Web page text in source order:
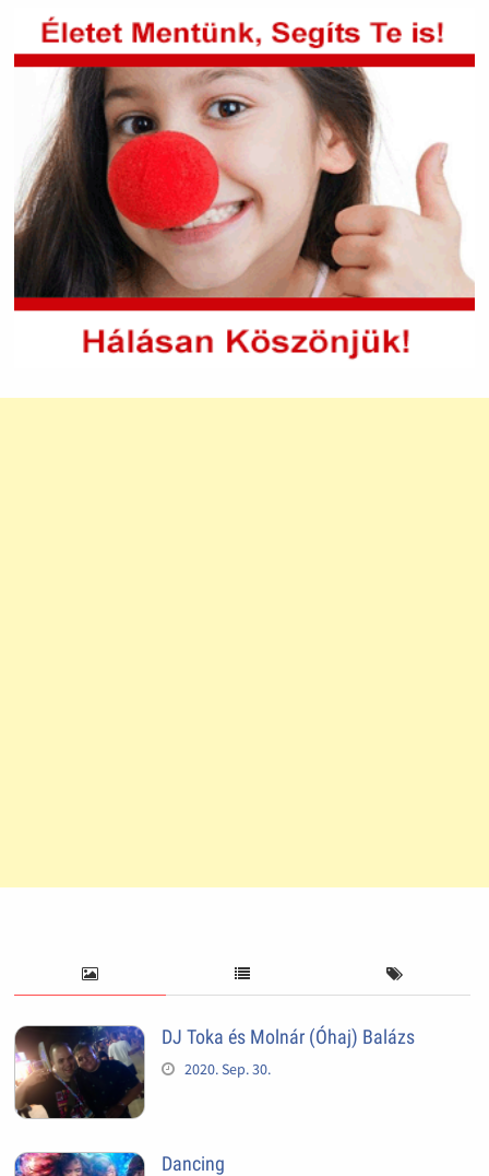
DJ Toka és Molnár (Óhaj) Balázs
2020. Sep. 30.
Dancing